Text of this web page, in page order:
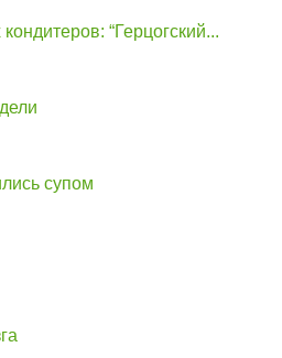
“Герцогский...
супом